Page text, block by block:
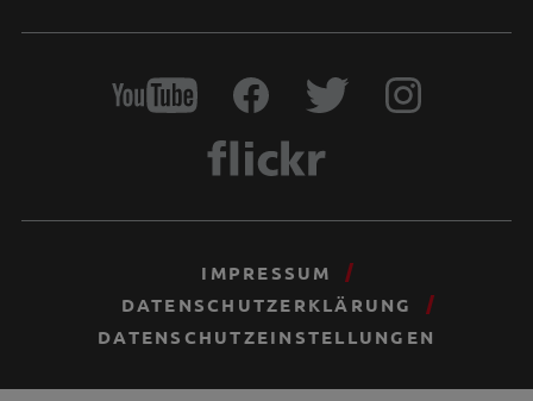
IMPRESSUM
DATENSCHUTZERKLÄRUNG
DATENSCHUTZEINSTELLUNGEN